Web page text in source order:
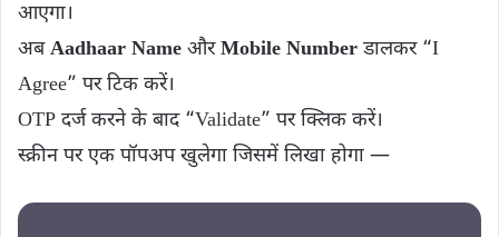
आएगा।
अबAadhaar Name औरMobile Number डालकर “I
Agree” पर टिक करें।
OTP दर्ज करने के बाद “Validate” पर क्लिक करें।
स्क्रीन पर एक पॉपअप खुलेगा जिसमें लिखा होगा —